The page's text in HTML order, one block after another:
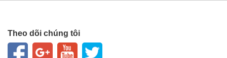
Theo dõi chúng tôi